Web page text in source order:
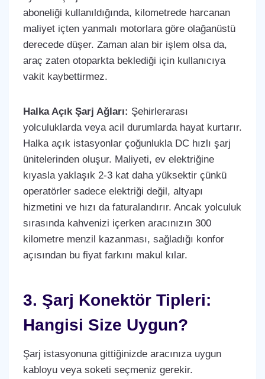
aboneliği kullanıldığında, kilometrede harcanan
maliyet içten yanmalı motorlara göre olağanüstü
derecede düşer. Zaman alan bir işlem olsa da,
araç zaten otoparkta beklediği için kullanıcıya
vakit kaybettirmez.
Halka Açık Şarj Ağları: Şehirlerarası
yolculuklarda veya acil durumlarda hayat kurtarır.
Halka açık istasyonlar çoğunlukla DC hızlı şarj
ünitelerinden oluşur. Maliyeti, ev elektriğine
kıyasla yaklaşık 2-3 kat daha yüksektir çünkü
operatörler sadece elektriği değil, altyapı
hizmetini ve hızı da faturalandırır. Ancak yolculuk
sırasında kahvenizi içerken aracınızın 300
kilometre menzil kazanması, sağladığı konfor
açısından bu fiyat farkını makul kılar.
3. Şarj Konektör Tipleri:
Hangisi Size Uygun?
Şarj istasyonuna gittiğinizde aracınıza uygun
kabloyu veya soketi seçmeniz gerekir.